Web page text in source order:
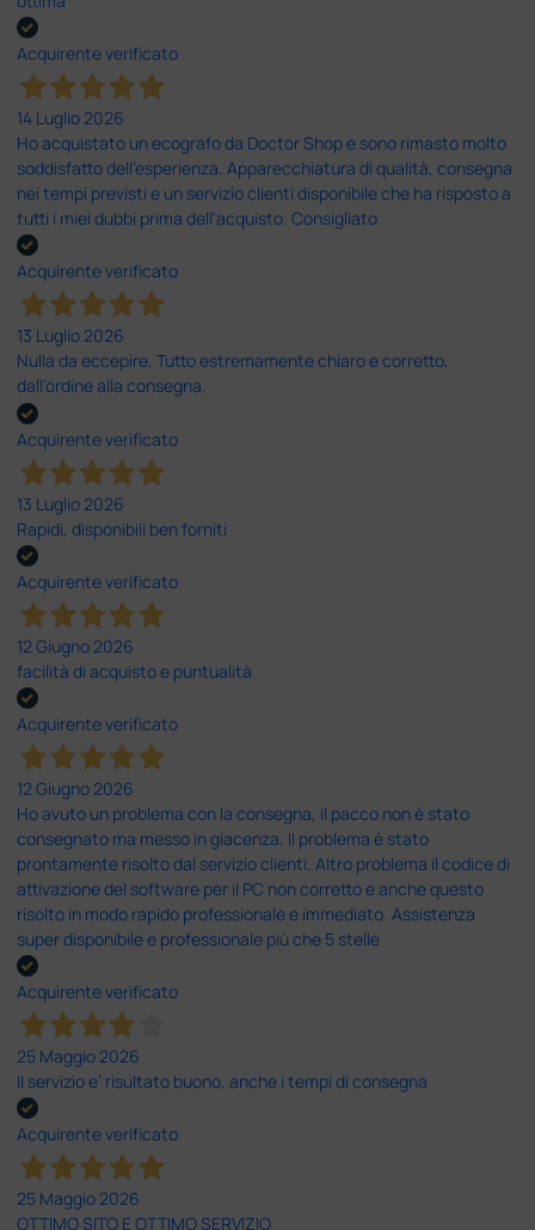
Acquirente verificato
14 Luglio 2026
Ho acquistato un ecografo da Doctor Shop e sono rimasto molto
soddisfatto dell'esperienza. Apparecchiatura di qualità, consegna
nei tempi previsti e un servizio clienti disponibile che ha risposto a
tutti i miei dubbi prima dell'acquisto. Consigliato
Acquirente verificato
13 Luglio 2026
Nulla da eccepire. Tutto estremamente chiaro e corretto,
dall’ordine alla consegna.
Acquirente verificato
13 Luglio 2026
Rapidi, disponibili ben forniti
Acquirente verificato
12 Giugno 2026
facilità di acquisto e puntualità
Acquirente verificato
12 Giugno 2026
Ho avuto un problema con la consegna, il pacco non è stato
consegnato ma messo in giacenza. Il problema è stato
prontamente risolto dal servizio clienti. Altro problema il codice di
attivazione del software per il PC non corretto e anche questo
risolto in modo rapido professionale e immediato. Assistenza
super disponibile e professionale più che 5 stelle
Acquirente verificato
25 Maggio 2026
Il servizio e’ risultato buono, anche i tempi di consegna
Acquirente verificato
25 Maggio 2026
OTTIMO SITO E OTTIMO SERVIZIO